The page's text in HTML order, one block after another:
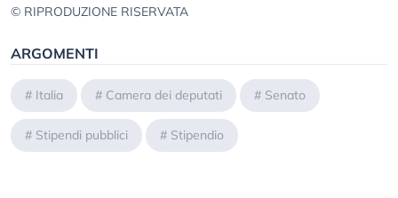
© RIPRODUZIONE RISERVATA
ARGOMENTI
# Italia # Camera dei deputati # Senato
# Stipendi pubblici # Stipendio